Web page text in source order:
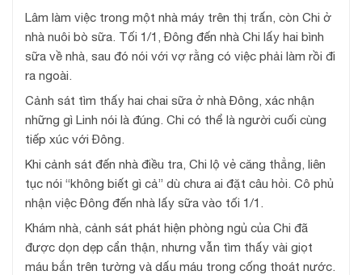
Lâm làm việc trong một nhà máy trên thị trấn, còn Chi ở
nhà nuôi bò sữa. Tối 1/1, Đông đến nhà Chi lấy hai bình
sữa về nhà, sau đó nói với vợ rằng có việc phải làm rồi đi
ra ngoài.
Cảnh sát tìm thấy hai chai sữa ở nhà Đông, xác nhận
những gì Linh nói là đúng. Chi có thể là người cuối cùng
tiếp xúc với Đông.
Khi cảnh sát đến nhà điều tra, Chi lộ vẻ căng thẳng, liên
tục nói “không biết gì cả” dù chưa ai đặt câu hỏi. Cô phủ
nhận việc Đông đến nhà lấy sữa vào tối 1/1.
Khám nhà, cảnh sát phát hiện phòng ngủ của Chi đã
được dọn dẹp cẩn thận, nhưng vẫn tìm thấy vài giọt
máu bắn trên tường và dấu máu trong cống thoát nước.